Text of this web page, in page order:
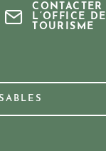
CONTACTER
L’OFFICE DE
TOURISME